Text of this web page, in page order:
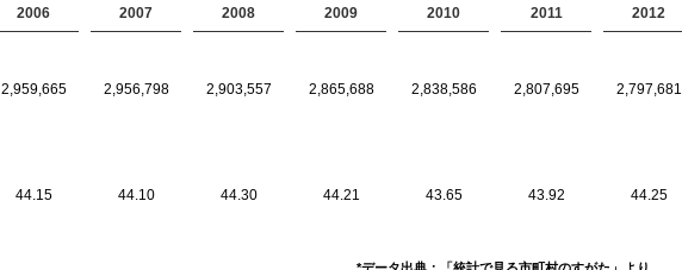
2006 2007 2008 2009 2010 2011 2012
2,959,665 2,956,798 2,903,557 2,865,688 2,838,586 2,807,695 2,797,681
44.15 44.10 44.30 44.21 43.65 43.92 44.25
*データ出典：「統計で見る市町村のすがた」より